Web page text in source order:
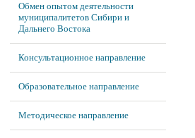
Обмен опытом деятельности
муниципалитетов Сибири и
Дальнего Востока
Консультационное направление
Образовательное направление
Методическое направление